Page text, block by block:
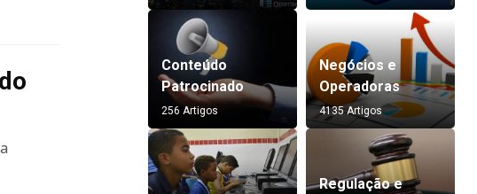
Conteúdo
Patrocinado
256 Artigos
Negócios e
Operadoras
4135 Artigos
Regulação e